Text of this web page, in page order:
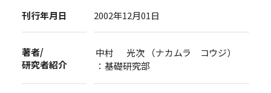
刊行年月日 2002年12月01日
著者/
研究者紹介
中村 光次 （ナカムラ コウジ）
：基礎研究部